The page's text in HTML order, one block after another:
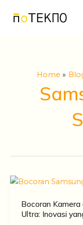
Home
Bocoran
Ultra: Inovasi